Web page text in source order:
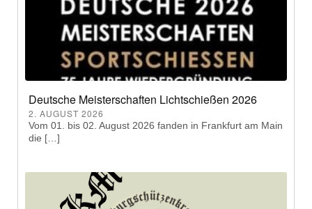
Deutsche Meisterschaften Lichtschießen 2026
2. AUGUST 2026
Vom 01. bis 02. August 2026 fanden in Frankfurt am Main
die […]